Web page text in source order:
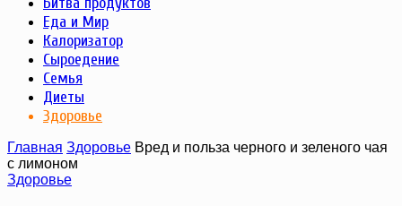
Еда и Мир
Калоризатор
Сыроедение
Семья
Диеты
Здоровье
Главная Здоровье Вред и польза черного и зеленого чая
с лимоном
Здоровье